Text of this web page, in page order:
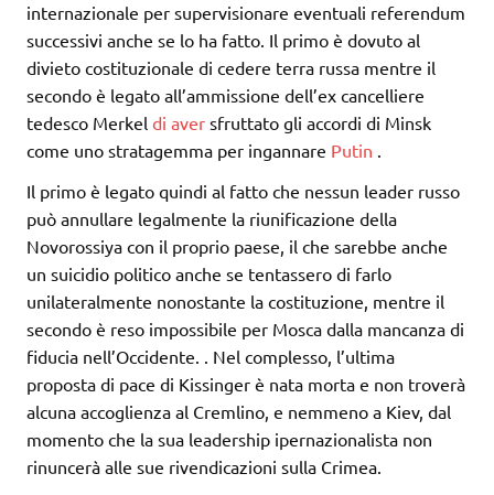
internazionale per supervisionare eventuali referendum
successivi anche se lo ha fatto. Il primo è dovuto al
divieto costituzionale di cedere terra russa mentre il
secondo è legato all’ammissione dell’ex cancelliere
tedesco Merkel di aver sfruttato gli accordi di Minsk
come uno stratagemma per ingannare Putin .
Il primo è legato quindi al fatto che nessun leader russo
può annullare legalmente la riunificazione della
Novorossiya con il proprio paese, il che sarebbe anche
un suicidio politico anche se tentassero di farlo
unilateralmente nonostante la costituzione, mentre il
secondo è reso impossibile per Mosca dalla mancanza di
fiducia nell’Occidente. . Nel complesso, l’ultima
proposta di pace di Kissinger è nata morta e non troverà
alcuna accoglienza al Cremlino, e nemmeno a Kiev, dal
momento che la sua leadership ipernazionalista non
rinuncerà alle sue rivendicazioni sulla Crimea.